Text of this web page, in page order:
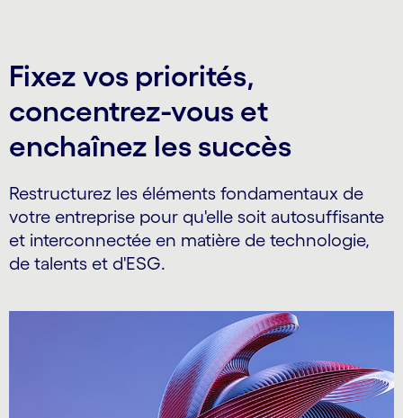
Fixez vos priorités,
concentrez-vous et
enchaînez les succès
Restructurez les éléments fondamentaux de
votre entreprise pour qu'elle soit autosuffisante
et interconnectée en matière de technologie,
de talents et d'ESG.